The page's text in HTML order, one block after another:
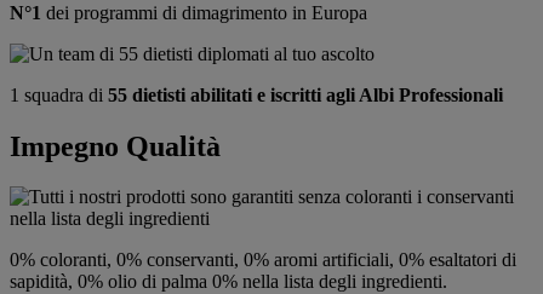
N°1 dei programmi di dimagrimento in Europa
1 squadra di 55 dietisti abilitati e iscritti agli Albi Professionali
Impegno Qualità
0% coloranti, 0% conservanti, 0% aromi artificiali, 0% esaltatori di
sapidità, 0% olio di palma 0% nella lista degli ingredienti.